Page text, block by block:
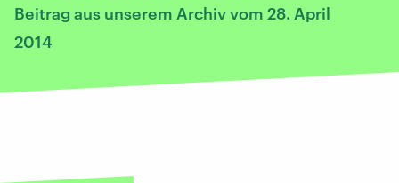
Beitrag aus unserem Archiv vom 28. April
2014